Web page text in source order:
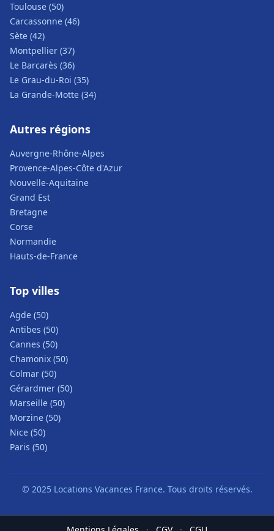
Toulouse (50)
Carcassonne (46)
Sète (42)
Montpellier (37)
Le Barcarès (36)
Le Grau-du-Roi (35)
La Grande-Motte (34)
Autres régions
Auvergne-Rhône-Alpes
Provence-Alpes-Côte d'Azur
Nouvelle-Aquitaine
Grand Est
Bretagne
Corse
Normandie
Hauts-de-France
Top villes
Agde (50)
Antibes (50)
Cannes (50)
Chamonix (50)
Colmar (50)
Gérardmer (50)
Marseille (50)
Morzine (50)
Nice (50)
Paris (50)
© 2025 Locations Vacances France. Tous droits réservés.